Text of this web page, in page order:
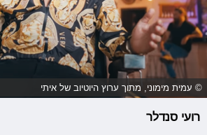
© עמית מימוני, מתוך ערוץ היוטיוב של איתי
רועי סנדלר